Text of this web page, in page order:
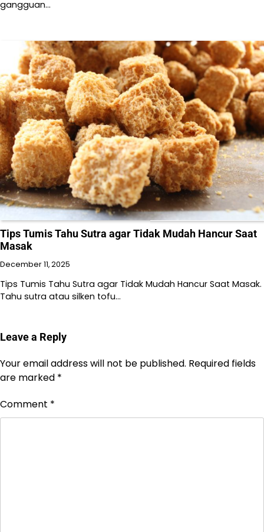
gangguan…
Tips Tumis Tahu Sutra agar Tidak Mudah Hancur Saat
Masak
December 11, 2025
Tips Tumis Tahu Sutra agar Tidak Mudah Hancur Saat Masak.
Tahu sutra atau silken tofu…
Leave a Reply
Your email address will not be published. Required fields
are marked *
Comment *